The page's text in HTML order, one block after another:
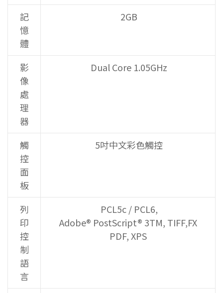
記
憶
體
2GB
影
像
處
理
器
Dual Core 1.05GHz
觸
控
面
板
5吋中文彩色觸控
列
印
控
制
語
言
PCL5c / PCL6,
Adobe® PostScript® 3TM, TIFF,FX
PDF, XPS